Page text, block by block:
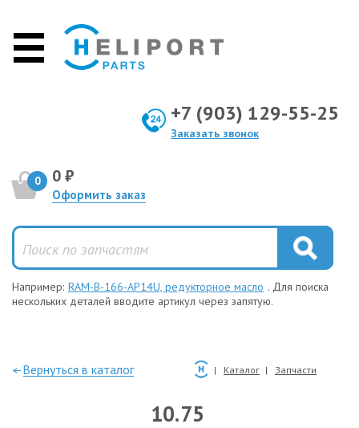
+7 (903) 129-55-25
Заказать звонок
0 0 ₽
Оформить заказ
Например: RAM-B-166-AP14U, редукторное масло . Для поиска
нескольких деталей вводите артикул через запятую.
—Вернуться в каталог Каталог Запчасти
10.75